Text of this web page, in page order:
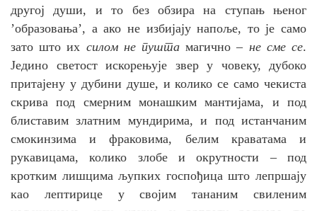
другој души, и то без обзира на ступањ њеног
’образовања’, а ако не избијају напоље, то је само
зато што их силом не пуштамагично – не сме се.
Једино светост искорењује звер у човеку, дубоко
притајену у дубини душе, и колико се само чекиста
скрива под смерним монашким мантијама, и под
блиставим златним мундирима, и под истанчаним
смокинзима и фраковима, белим краватама и
рукавицама, колико злобе и окрутности – под
кротким лишцима љупких госпођица што лепршају
као лептирице у својим тананим свиленим